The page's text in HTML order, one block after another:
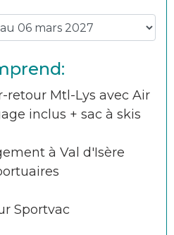
retour Mtl-Lys avec Air
inclus + sac à skis
à Val d'Isère
Sportvac